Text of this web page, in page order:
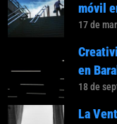
móvil
17 de
en
18 de
La